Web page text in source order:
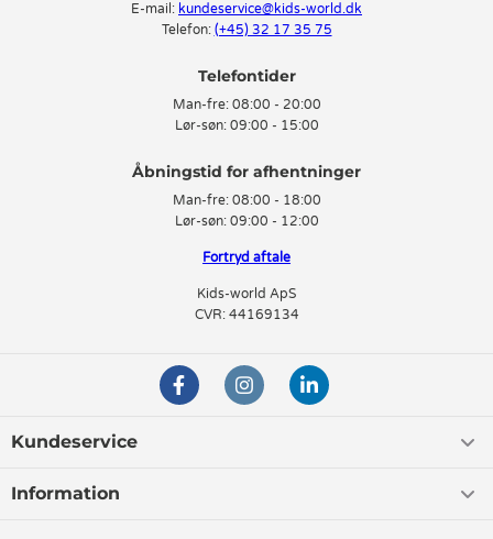
E-mail: kundeservice@kids-world.dk
Telefon: (+45) 32 17 35 75
Telefontider
Man-fre: 08:00 - 20:00
Lør-søn: 09:00 - 15:00
Man-fre: 08:00 - 18:00
Lør-søn: 09:00 - 12:00
Fortryd aftale
Kids-world ApS
CVR: 44169134
Kundeservice
Information